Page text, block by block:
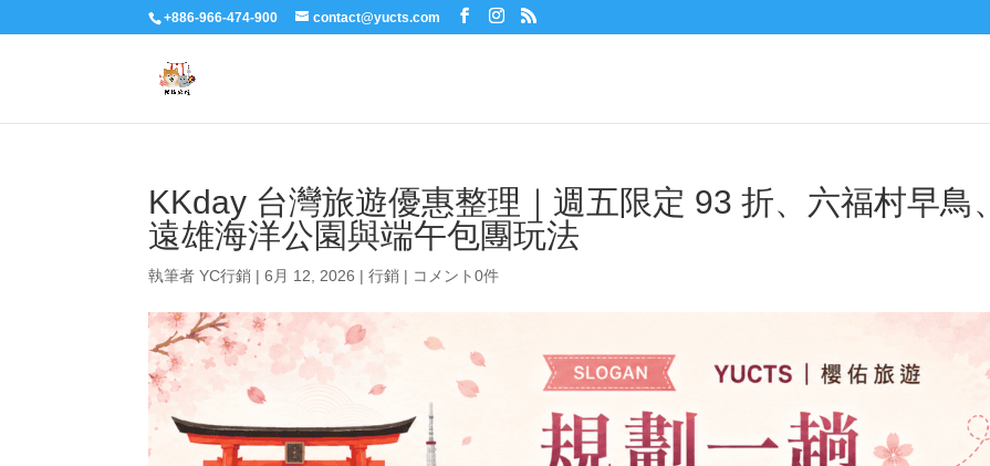
+886-966-474-900 contact@yucts.com
KKday 台灣旅遊優惠整理｜週五限定 93 折、六福村早鳥、
遠雄海洋公園與端午包團玩法
執筆者YC行銷 |6月 12, 2026 |行銷 | コメント0件